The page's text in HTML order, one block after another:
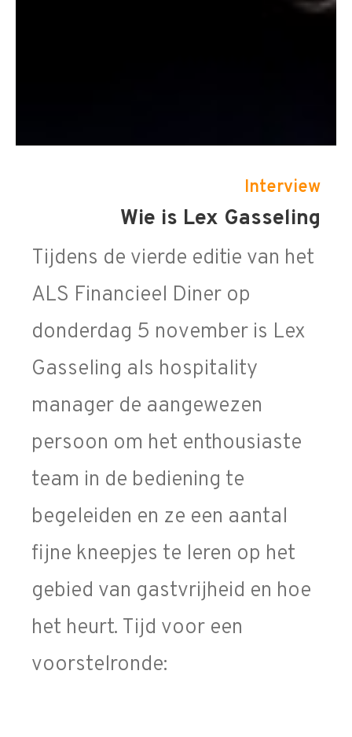
Interview
Wie is Lex Gasseling
Tijdens de vierde editie van het
ALS Financieel Diner op
donderdag 5 november is Lex
Gasseling als hospitality
manager de aangewezen
persoon om het enthousiaste
team in de bediening te
begeleiden en ze een aantal
fijne kneepjes te leren op het
gebied van gastvrijheid en hoe
het heurt. Tijd voor een
voorstelronde: